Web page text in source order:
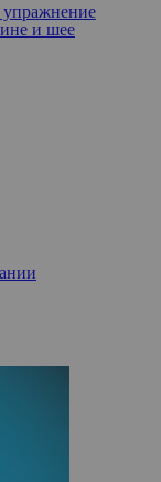
упражнение
и шее